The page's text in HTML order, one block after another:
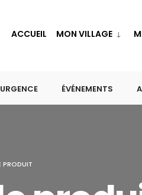
ACCUEIL MON VILLAGE
ÉVÉNEMENTS
PRODUIT